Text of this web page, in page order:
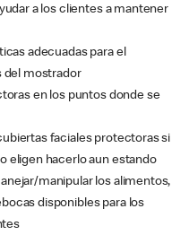
a los clientes a mantener
adecuadas para el
del mostrador
en los puntos donde se
faciales protectoras si
eligen hacerlo aun estando
manipular los alimentos,
disponibles para los